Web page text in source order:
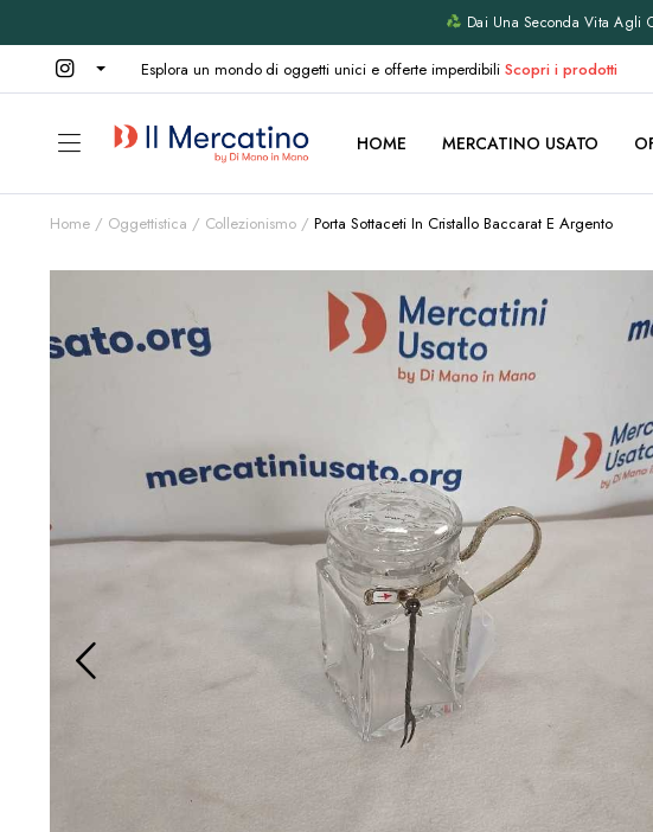
Dai Una Seconda Vita Agli
Esplora un mondo di oggetti unici e offerte imperdibiliScopri i prodotti
HOME MERCATINO USATO
Home Oggettistica Collezionismo Porta Sottaceti In Cristallo Baccarat E Argento